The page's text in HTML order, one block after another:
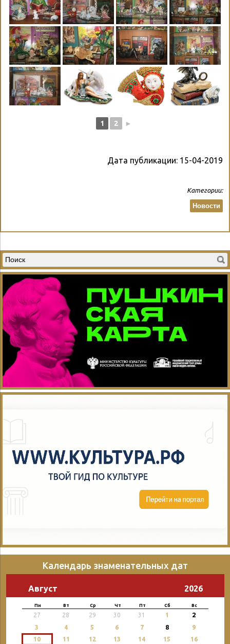
1 2 ►
Дата публикации: 15-04-2019
Категории:
Новости
Календарь знаменательных дат
Август 2026
Пн Вт Ср Чт Пт Сб Вс
27 28 29 30 31 1 2
3 4 5 6 7 8
9
10
11 12 13 14 15
16